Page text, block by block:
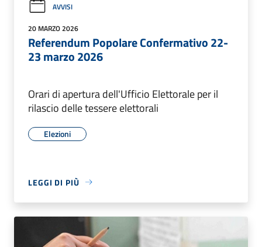
AVVISI
20 MARZO 2026
Referendum Popolare Confermativo 22-
23 marzo 2026
Orari di apertura dell'Ufficio Elettorale per il
rilascio delle tessere elettorali
Elezioni
LEGGI DI PIÙ